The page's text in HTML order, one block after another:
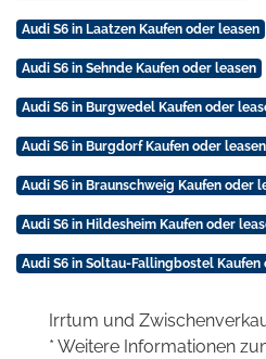
Audi S6 in Laatzen Kaufen oder leasen
Audi S6 in Sehnde Kaufen oder leasen
Audi S6 in Burgwedel Kaufen oder
Audi S6 in Burgdorf Kaufen oder leasen
Audi S6 in Braunschweig Kaufen oder
Audi S6 in Hildesheim Kaufen oder
Audi S6 in Soltau-Fallingbostel Kaufen
Irrtum und
* Weitere Informationen